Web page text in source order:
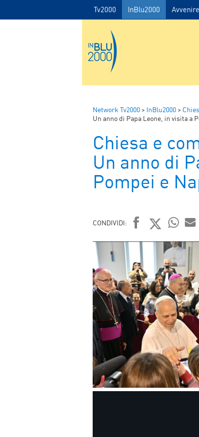
Tv2000 InBlu2000 Avvenire
Network Tv2000 > InBlu2000 >
Un anno di Papa Leone, in visita a
Chiesa e
Un anno di
Pompei e
CONDIVIDI:
FACEBOOK
TWITTER